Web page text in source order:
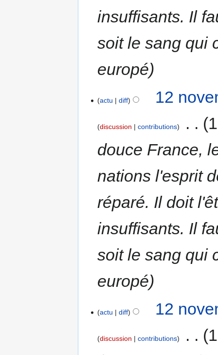
insuffisants. Il
soit le sang qui
europé
actu diff 12
discussion contributions
douce France,
nations l'esprit
réparé. Il doit
insuffisants. Il
soit le sang qui
europé
actu diff 12
discussion contributions